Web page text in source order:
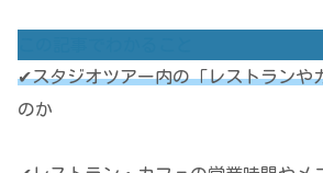
✔スタジオツアー内の「レストランや
のか